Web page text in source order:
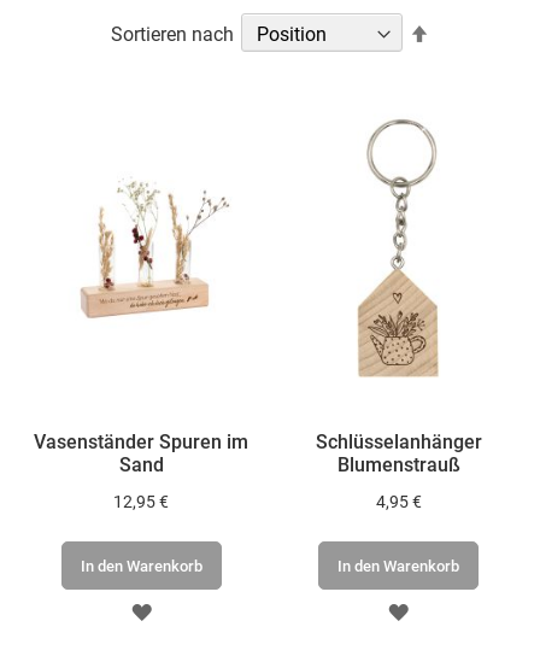
Sortieren nach
Vasenständer Spuren im
Sand
12,95 €
In den Warenkorb
ZUR
Schlüsselanhänger
Blumenstrauß
4,95 €
In den Warenkorb
ZUR